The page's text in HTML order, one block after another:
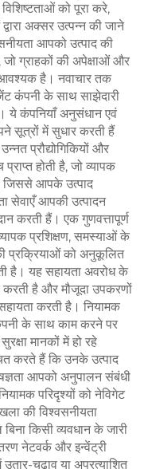
को पूरा करे,
अक्सर उत्पन्न की जाने
आपको उत्पाद की
जो ग्राहकों की अपेक्षाओं और
है। नवाचार तक
कंपनी के साथ साझेदारी
ये कंपनियाँ अनुसंधान एवं
सूत्रों में सुधार करती हैं
प्रौद्योगिकियों और
होती है, जो व्यापक
जिससे आपके उत्पाद
सेवाएँ आपकी उत्पादन
करती हैं। एक गुणवत्तापूर्ण
प्रशिक्षण, समस्याओं के
प्रक्रियाओं को अनुकूलित
है। यह सहायता अवरोध के
करती है और मौजूदा उपकरणों
करती है। नियामक
के साथ काम करने पर
मानकों में हो रहे
करते हैं कि उनके उत्पाद
आपको अनुपालन संबंधी
परिदृश्यों को नेविगेट
की विश्वसनीयता
किसी व्यवधान के जारी
नेटवर्क और इन्वेंट्री
चढ़ाव या अप्रत्याशित